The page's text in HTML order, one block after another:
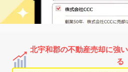
北宇和郡の不動産売却に強
る